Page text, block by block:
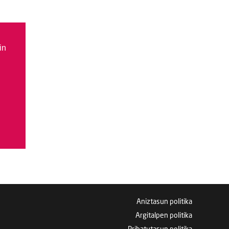
Aniztasun politika
Argitalpen politika